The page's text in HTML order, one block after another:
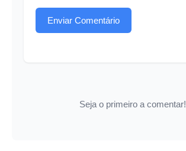
Enviar Comentário
Seja o primeiro a comentar!